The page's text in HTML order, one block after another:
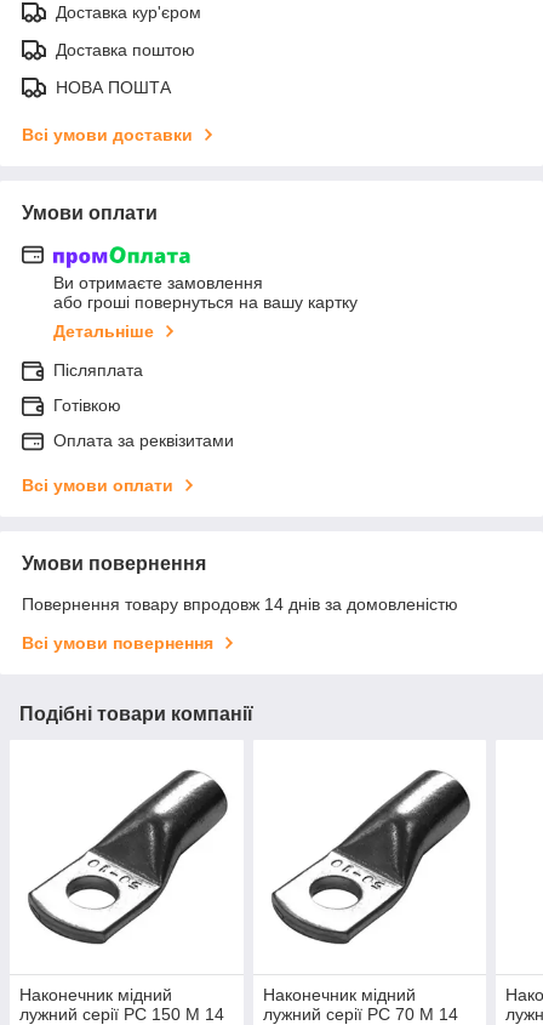
Доставка кур'єром
Доставка поштою
НОВА ПОШТА
Всі умови доставки
Умови оплати
Ви отримаєте замовлення
або гроші повернуться на вашу картку
Детальніше
Післяплата
Готівкою
Оплата за реквізитами
Всі умови оплати
Умови повернення
Повернення товару впродовж 14 днів за домовленістю
Всі умови повернення
Подібні товари компанії
Наконечник мідний
лужний серії РС 150 М 14
Наконечник мідний
лужний серії РС 70 М 14